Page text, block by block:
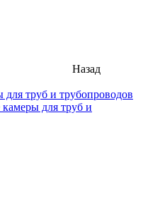
Назад
труб и трубопроводов
для труб и